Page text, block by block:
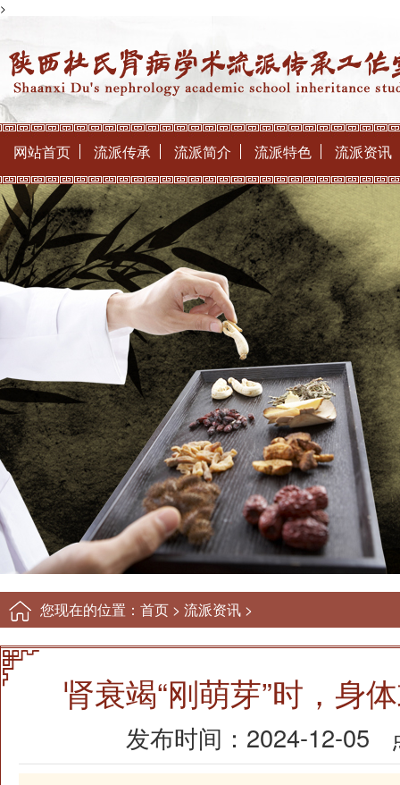
>
网站首页 流派传承 流派简介 流派特色 流派资讯
您现在的位置： 首页 > 流派资讯 >
肾衰竭“刚萌芽”时，身
发布时间：2024-12-05